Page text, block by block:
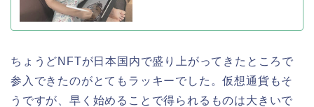
ちょうどNFTが日本国内で盛り上がってきたところで
参入できたのがとてもラッキーでした。仮想通貨もそ
うですが、早く始めることで得られるものは大きいで